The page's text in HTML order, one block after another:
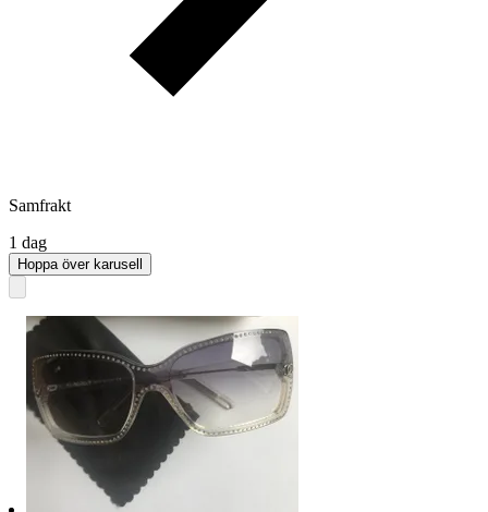
Samfrakt
1 dag
Hoppa över karusell